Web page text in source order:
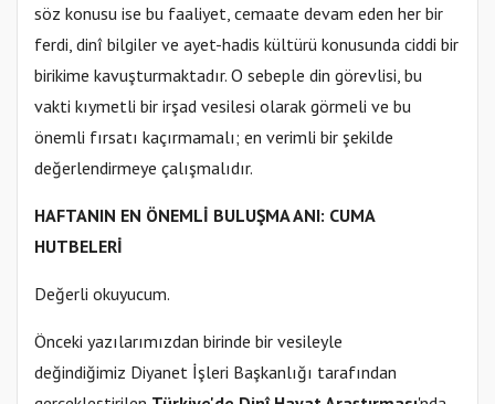
söz konusu ise bu faaliyet, cemaate devam eden her bir
ferdi, dinî bilgiler ve ayet-hadis kültürü konusunda ciddi bir
birikime kavuşturmaktadır. O sebeple din görevlisi, bu
vakti kıymetli bir irşad vesilesi olarak görmeli ve bu
önemli fırsatı kaçırmamalı; en verimli bir şekilde
değerlendirmeye çalışmalıdır.
HAFTANIN EN ÖNEMLİ BULUŞMA ANI: CUMA
HUTBELERİ
Değerli okuyucum.
Önceki yazılarımızdan birinde bir vesileyle
değindiğimiz Diyanet İşleri Başkanlığı tarafından